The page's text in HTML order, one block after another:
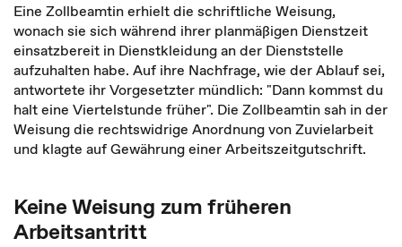
Eine Zollbeamtin erhielt die schriftliche Weisung,
wonach sie sich während ihrer planmäßigen Dienstzeit
einsatzbereit in Dienstkleidung an der Dienststelle
aufzuhalten habe. Auf ihre Nachfrage, wie der Ablauf sei,
antwortete ihr Vorgesetzter mündlich: "Dann kommst du
halt eine Viertelstunde früher". Die Zollbeamtin sah in der
Weisung die rechtswidrige Anordnung von Zuvielarbeit
und klagte auf Gewährung einer Arbeitszeitgutschrift.
Keine Weisung zum früheren
Arbeitsantritt